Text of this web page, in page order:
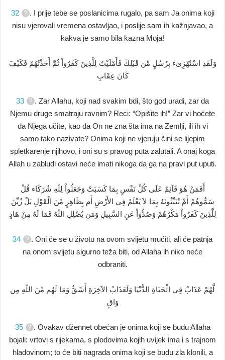
32
. I prije tebe se poslanicima rugalo, pa sam Ja onima koji
nisu vjerovali vremena ostavljao, i poslije sam ih kažnjavao, a
kakva je samo bila kazna Moja!
وَلَقَدِ اسْتُهْزِىءَ بِرُسُلٍ مِّن قَبْلِكَ فَأَمْلَيْتُ لِلَّذِينَ كَفَرُواْ ثُمَّ أَخَذْتُهُمْ فَكَيْفَ
كَانَ عِقَابِ
33
. Zar Allahu, koji nad svakim bdi, što god uradi, zar da
Njemu druge smatraju ravnim? Reci: “Opišite ih!” Zar vi hoćete
da Njega učite, kao da On ne zna šta ima na Zemlji, ili ih vi
samo tako nazivate? Onima koji ne vjeruju čini se lijepim
spletkarenje njihovo, i oni su s pravog puta zalutali. A onaj koga
Allah u zabludi ostavi neće imati nikoga da ga na pravi put uputi.
أَفَمَنْ هُوَ قَآئِمٌ عَلَى كُلِّ نَفْسٍ بِمَا كَسَبَتْ وَجَعَلُواْ لِلّهِ شُرَكَاء قُلْ
سَمُّوهُمْ أَمْ تُنَبِّئُونَهُ بِمَا لاَ يَعْلَمُ فِي الأَرْضِ أَم بِظَاهِرٍ مِّنَ الْقَوْلِ بَلْ زُيِّنَ
لِلَّذِينَ كَفَرُواْ مَكْرُهُمْ وَصُدُّواْ عَنِ السَّبِيلِ وَمَن يُضْلِلِ اللّهُ فَمَا لَهُ مِنْ هَادٍ
34
. Oni će se u životu na ovom svijetu mučiti, ali će patnja
na onom svijetu sigurno teža biti, od Allaha ih niko neće
odbraniti.
لَّهُمْ عَذَابٌ فِي الْحَيَاةِ الدُّنْيَا وَلَعَذَابُ الآخِرَةِ أَشَقُّ وَمَا لَهُم مِّنَ اللّهِ مِن
وَاقٍ
35
. Ovakav džennet obećan je onima koji se budu Allaha
bojali: vrtovi s rijekama, s plodovima kojih uvijek ima i s trajnom
hladovinom; to će biti nagrada onima koji se budu zla klonili, a